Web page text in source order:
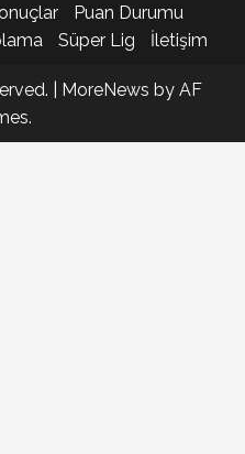
Puan Durumu
Süper Lig İletişim
MoreNews by AF